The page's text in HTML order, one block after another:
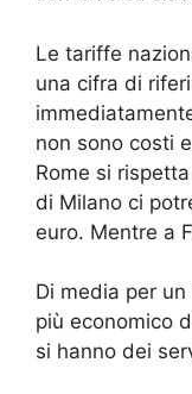
Le tariffe
una cifra di
non sono costi
Rome si
di Milano ci
euro. Mentre a
Di media per
più economico
si hanno dei